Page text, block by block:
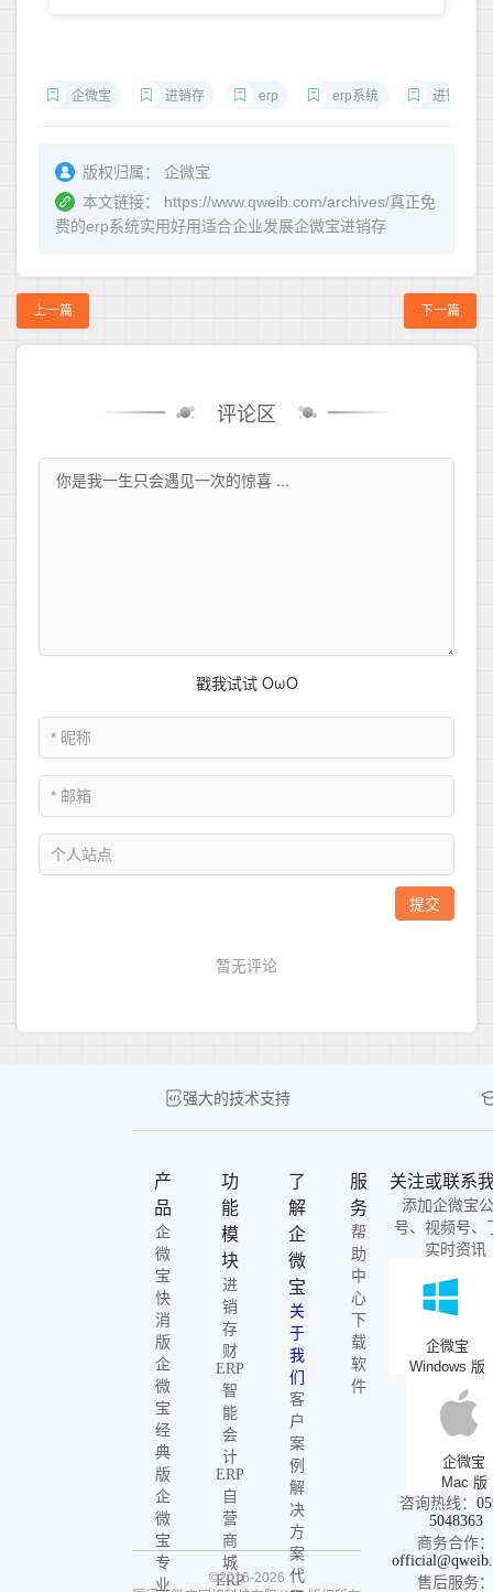
企微宝 进销存 erp erp系统 进销存管
版权归属：
企微宝
本文链接：
https://www.qweib.com/archives/真正免
费的erp系统实用好用适合企业发展企微宝进销存
上一篇 下一篇
评论区
强大的技术支持
产
品
企
微
宝
快
消
版
企
微
宝
经
典
版
企
微
宝
专
业
功
能
模
块
进
销
存
财
ERP
智
能
会
计
ERP
自
营
商
城
ERP
了
解
企
微
宝
关
于
我
们
客
户
案
例
解
决
方
案
代
服
务
帮
助
中
心
下
载
软
件
关注或联系
添加企微宝
号、视频号、
实时资讯
企微宝
Windows 版
企微宝
Mac 版
咨询热线：
5048363
商务合作：
售后服务：
©2016-2026